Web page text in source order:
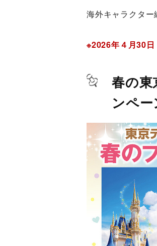
海外キャラクター
※2026年４月30
春の
ンペー